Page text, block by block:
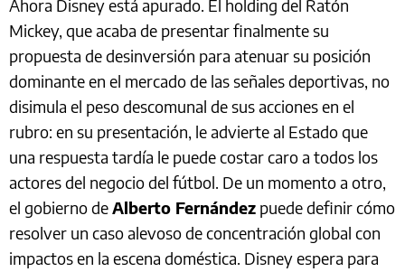
Ahora Disney está apurado. El holding del Ratón
Mickey, que acaba de presentar finalmente su
propuesta de desinversión para atenuar su posición
dominante en el mercado de las señales deportivas, no
disimula el peso descomunal de sus acciones en el
rubro: en su presentación, le advierte al Estado que
una respuesta tardía le puede costar caro a todos los
actores del negocio del fútbol. De un momento a otro,
el gobierno deAlberto Fernández puede definir cómo
resolver un caso alevoso de concentración global con
impactos en la escena doméstica. Disney espera para